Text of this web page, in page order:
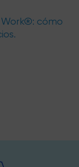
Work®: cómo